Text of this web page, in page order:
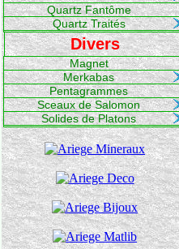
Quartz Fantôme
Quartz Traités
Divers
Magnet
Merkabas
Pentagrammes
Sceaux de Salomon
Solides de Platons